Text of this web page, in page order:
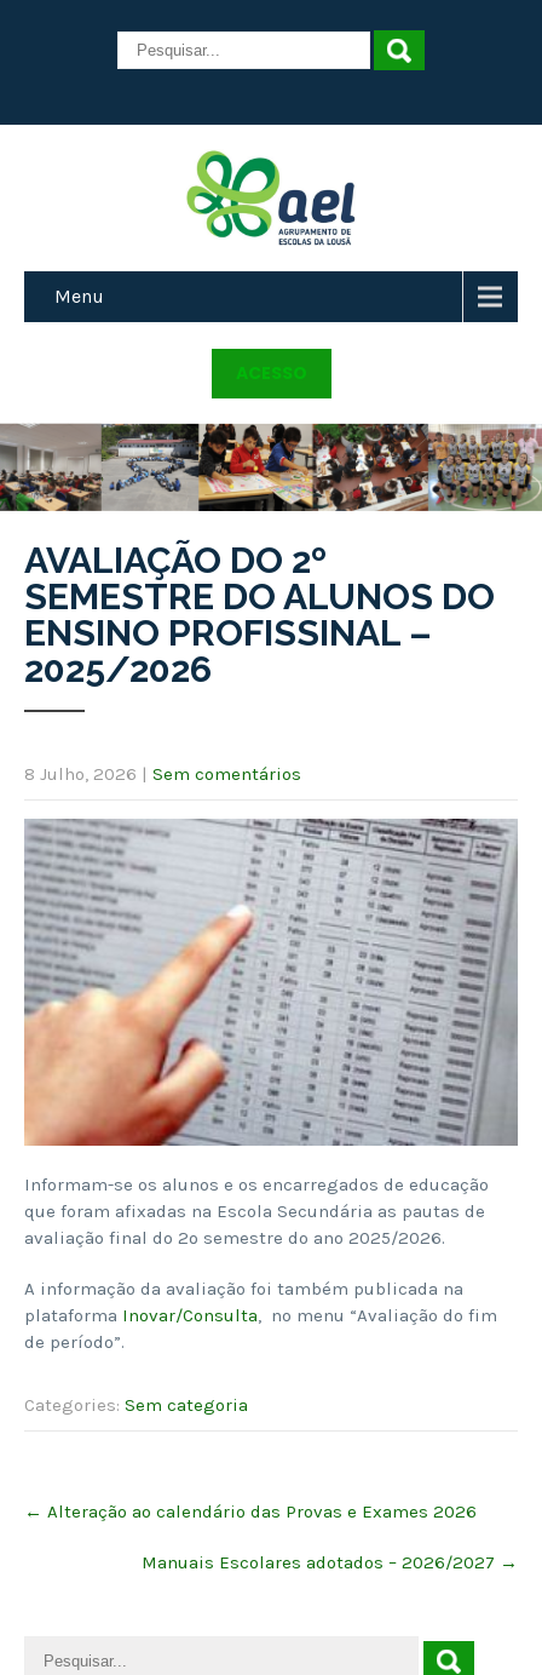
Menu
ACESSO
AVALIAÇÃO DO 2º
SEMESTRE DO ALUNOS DO
ENSINO PROFISSINAL –
2025/2026
8 Julho, 2026 | Sem comentários
Informam-se os alunos e os encarregados de educação
que foram afixadas na Escola Secundária as pautas de
avaliação final do 2º semestre do ano 2025/2026.
A informação da avaliação foi também publicada na
plataforma Inovar/Consulta, no menu “Avaliação do fim
de período”.
Categories: Sem categoria
navigation
← Alteração ao calendário das Provas e Exames 2026
Manuais Escolares adotados – 2026/2027 →